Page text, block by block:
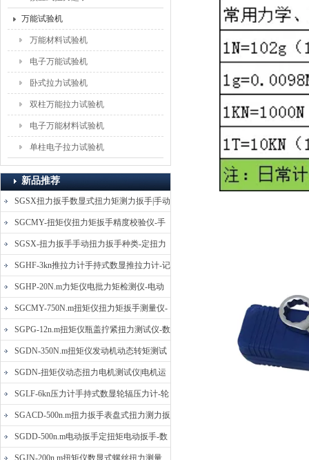
万能试验机
万能材料试验机
电子万能试验机
卧式拉力试验机
双柱万能拉力试验机
电子万能材料试验机
单柱电子拉力试验机
新品推荐
SGSX扭力扳手数显式扭力矩测力扳手|手动
定扭矩检测扳手
SGCMY-扭矩仪扭力矩扳手精度校验仪-手
动扳子扭矩校准仪
SGSX-扭力扳手手动扭力扳手种类-定扭力
矩检测扳手价格
SGHF-3kn推拉力计手持式数显推拉力计-记
忆数据拉压力测力计
SGHP-20N.m力矩仪电批力矩检测仪-电动
螺丝批扭力矩测试仪
SGCMY-750N.m扭矩仪扭力矩扳手测量仪-
校准扳手扭力精度测试仪
SGPG-12n.m扭矩仪瓶盖拧紧扭力测试仪-数
显式瓶盖扭力矩仪
SGDN-350N.m扭矩仪发动机动态转矩测试
仪-动态电机扭矩测量仪
SGDN-扭矩仪动态扭力电机测试仪|电机运
转摩擦力扭矩仪
SGLF-6kn压力计手持式数显轮辐压力计-轮
辐称重压力测力计
SGACD-500n.m扭力扳手表盘式扭力测力扳
手-表盘扭力矩检测扳手
SGDD-500n.m电动扳手定扭矩电动扳手-数
显式电动定扭力矩扳手
SGJN-200n.m扭矩仪数显式螺丝扭力测量